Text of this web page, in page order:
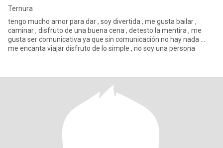
Ternura
tengo mucho amor para dar , soy divertida , me gusta bailar ,
caminar , disfruto de una buena cena , detesto la mentira , me
gusta ser comunicativa ya que sin comunicación no hay nada ...
me encanta viajar disfruto de lo simple , no soy una persona